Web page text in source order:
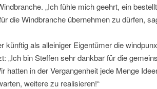
„Ich fühle mich geehrt, ein
die Windbranche übernehmen zu dürfen,
künftig als alleiniger Eigentümer die
„Ich bin Steffen sehr dankbar für die
hatten in der Vergangenheit jede Menge
weitere zu realisieren!“